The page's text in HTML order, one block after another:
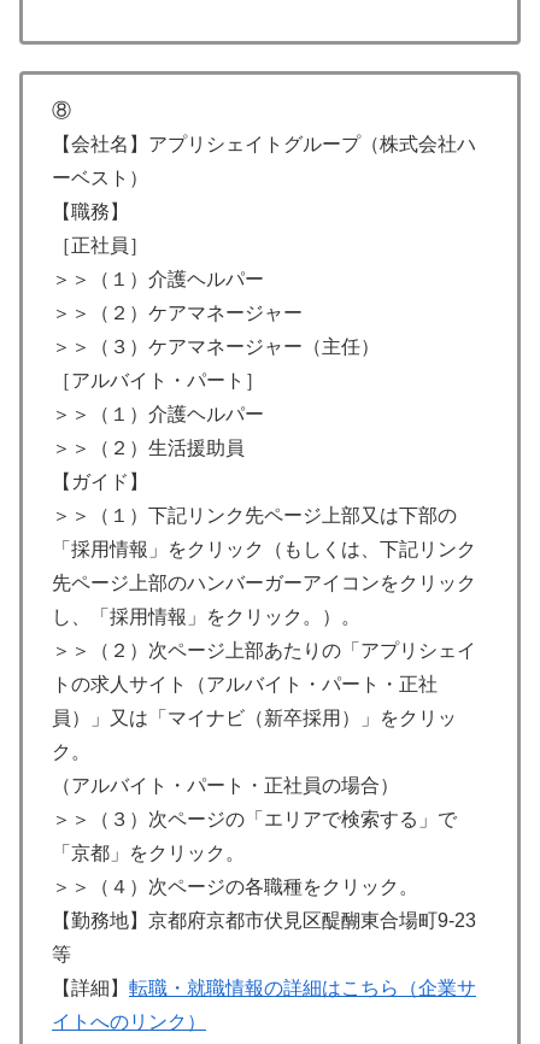
⑧
【会社名】アプリシェイトグループ（株式会社ハ
ーベスト）
【職務】
［正社員］
＞＞（１）介護ヘルパー
＞＞（２）ケアマネージャー
＞＞（３）ケアマネージャー（主任）
［アルバイト・パート］
＞＞（１）介護ヘルパー
＞＞（２）生活援助員
【ガイド】
＞＞（１）下記リンク先ページ上部又は下部の
「採用情報」をクリック（もしくは、下記リンク
先ページ上部のハンバーガーアイコンをクリック
し、「採用情報」をクリック。）。
＞＞（２）次ページ上部あたりの「アプリシェイ
トの求人サイト（アルバイト・パート・正社
員）」又は「マイナビ（新卒採用）」をクリッ
ク。
（アルバイト・パート・正社員の場合）
＞＞（３）次ページの「エリアで検索する」で
「京都」をクリック。
＞＞（４）次ページの各職種をクリック。
【勤務地】京都府京都市伏見区醍醐東合場町9-23
等
【詳細】 転職・就職情報の詳細はこちら（企業サ
イトへのリンク）